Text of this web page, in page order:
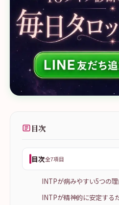
目次
目次全7項目
INTPが病みやすい5つの
INTPが精神的に安定する